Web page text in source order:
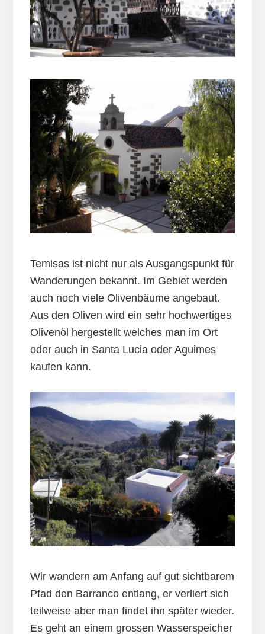
Temisas ist nicht nur als Ausgangspunkt für
Wanderungen bekannt. Im Gebiet werden
auch noch viele Olivenbäume angebaut.
Aus den Oliven wird ein sehr hochwertiges
Olivenöl hergestellt welches man im Ort
oder auch in Santa Lucia oder Aguimes
kaufen kann.
Wir wandern am Anfang auf gut sichtbarem
Pfad den Barranco entlang, er verliert sich
teilweise aber man findet ihn später wieder.
Es geht an einem grossen Wasserspeicher